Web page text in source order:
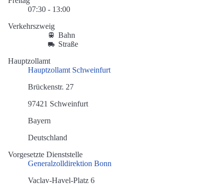
07:30 - 13:00
Verkehrszweig
Bahn
Straße
Hauptzollamt
Hauptzollamt Schweinfurt
Brückenstr. 27
97421 Schweinfurt
Bayern
Deutschland
Vorgesetzte Dienststelle
Generalzolldirektion Bonn
Vaclav-Havel-Platz 6